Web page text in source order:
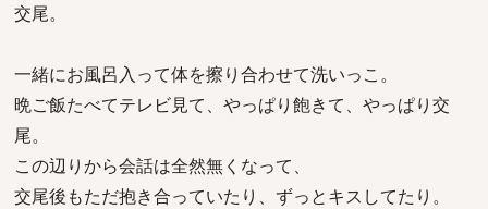
交尾。
一緒にお風呂入って体を擦り合わせて洗いっこ。
晩ご飯たべてテレビ見て、やっぱり飽きて、やっぱり交
尾。
この辺りから会話は全然無くなって、
交尾後もただ抱き合っていたり、ずっとキスしてたり。